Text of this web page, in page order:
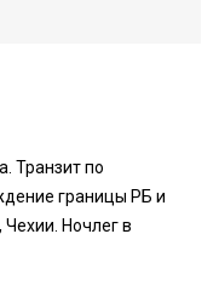
Транзит по
границы РБ и
Ночлег в